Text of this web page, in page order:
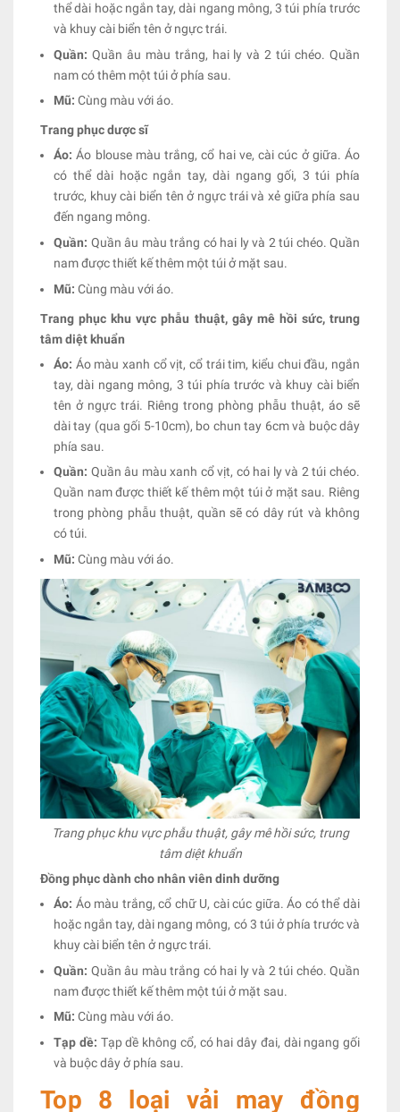
thể dài hoặc ngắn tay, dài ngang mông, 3 túi phía trước
và khuy cài biển tên ở ngực trái.
Quần: Quần âu màu trắng, hai ly và 2 túi chéo. Quần
nam có thêm một túi ở phía sau.
Mũ: Cùng màu với áo.
Trang phục dược sĩ
Áo: Áo blouse màu trắng, cổ hai ve, cài cúc ở giữa. Áo
có thể dài hoặc ngắn tay, dài ngang gối, 3 túi phía
trước, khuy cài biển tên ở ngực trái và xẻ giữa phía sau
đến ngang mông.
Quần: Quần âu màu trắng có hai ly và 2 túi chéo. Quần
nam được thiết kế thêm một túi ở mặt sau.
Mũ: Cùng màu với áo.
Trang phục khu vực phẫu thuật, gây mê hồi sức, trung
tâm diệt khuẩn
Áo: Áo màu xanh cổ vịt, cổ trái tim, kiểu chui đầu, ngắn
tay, dài ngang mông, 3 túi phía trước và khuy cài biển
tên ở ngực trái. Riêng trong phòng phẫu thuật, áo sẽ
dài tay (qua gối 5-10cm), bo chun tay 6cm và buộc dây
phía sau.
Quần: Quần âu màu xanh cổ vịt, có hai ly và 2 túi chéo.
Quần nam được thiết kế thêm một túi ở mặt sau. Riêng
trong phòng phẫu thuật, quần sẽ có dây rút và không
có túi.
Mũ: Cùng màu với áo.
Trang phục khu vực phẫu thuật, gây mê hồi sức, trung
tâm diệt khuẩn
Đồng phục dành cho nhân viên dinh dưỡng
Áo: Áo màu trắng, cổ chữ U, cài cúc giữa. Áo có thể dài
hoặc ngắn tay, dài ngang mông, có 3 túi ở phía trước và
khuy cài biển tên ở ngực trái.
Quần: Quần âu màu trắng có hai ly và 2 túi chéo. Quần
nam được thiết kế thêm một túi ở mặt sau.
Mũ: Cùng màu với áo.
Tạp dề: Tạp dề không cổ, có hai dây đai, dài ngang gối
và buộc dây ở phía sau.
Top 8 loại vải may đồng